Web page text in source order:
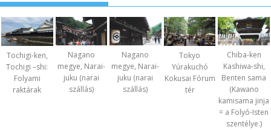
Tochigi-ken,
Tochigi –shi:
Folyami
raktárak
Nagano
megye, Narai-
juku (narai
szállás)
Nagano
megye, Narai-
juku (narai
szállás)
Tokyo
Yúrakuchó
Kokusai Fórum
tér
Chiba-ken
Kashiwa-shi,
Benten sama
(Kawano
kamisama jinja
= a Folyó-Isten
szentélye.)